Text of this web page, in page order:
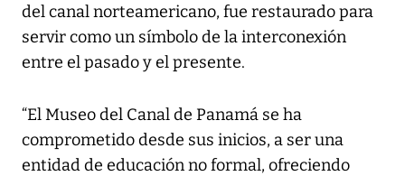
del canal norteamericano, fue restaurado para
servir como un símbolo de la interconexión
entre el pasado y el presente.
“El Museo del Canal de Panamá se ha
comprometido desde sus inicios, a ser una
entidad de educación no formal, ofreciendo